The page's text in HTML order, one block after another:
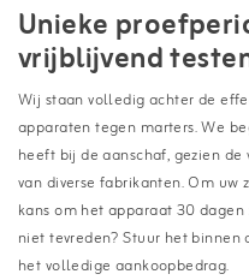
Unieke
vrijblijvend
Wij staan volledig achter de
apparaten tegen marters. We
heeft bij de aanschaf, gezien
van diverse fabrikanten. Om uw
kans om het apparaat 30
niet tevreden? Stuur het
het volledige aankoopbedrag.